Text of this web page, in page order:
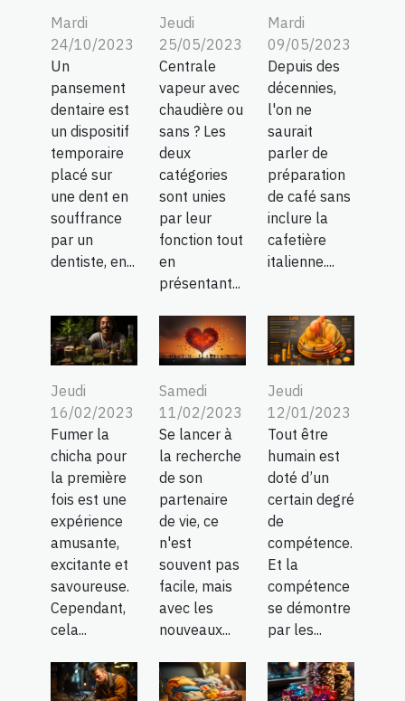
Mardi
24/10/2023
Un
pansement
dentaire est
un dispositif
temporaire
placé sur
une dent en
souffrance
par un
dentiste, en...
Jeudi
25/05/2023
Centrale
vapeur avec
chaudière ou
sans ? Les
deux
catégories
sont unies
par leur
fonction tout
en
présentant...
Mardi
09/05/2023
Depuis des
décennies,
l'on ne
saurait
parler de
préparation
de café sans
inclure la
cafetière
italienne....
Jeudi
16/02/2023
Fumer la
chicha pour
la première
fois est une
expérience
amusante,
excitante et
savoureuse.
Cependant,
cela...
Samedi
11/02/2023
Se lancer à
la recherche
de son
partenaire
de vie, ce
n'est
souvent pas
facile, mais
avec les
nouveaux...
Jeudi
12/01/2023
Tout être
humain est
doté d’un
certain degré
de
compétence.
Et la
compétence
se démontre
par les...